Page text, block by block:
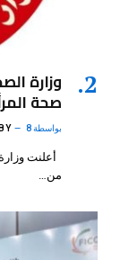
صحة
بواسطة8 أغسطس، 2026
من…